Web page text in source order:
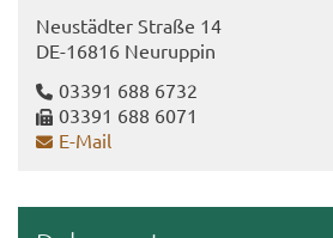
Neu­städ­ter Stra­ße 14
DE-​16816 Neu­rup­pin
03391 688 6732
03391 688 6071
E-​Mail